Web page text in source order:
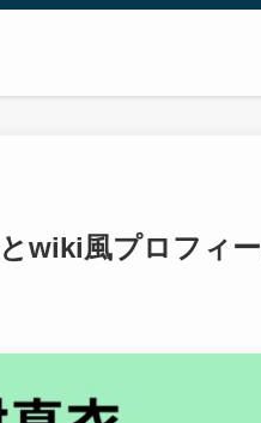
wiki風プロフィ